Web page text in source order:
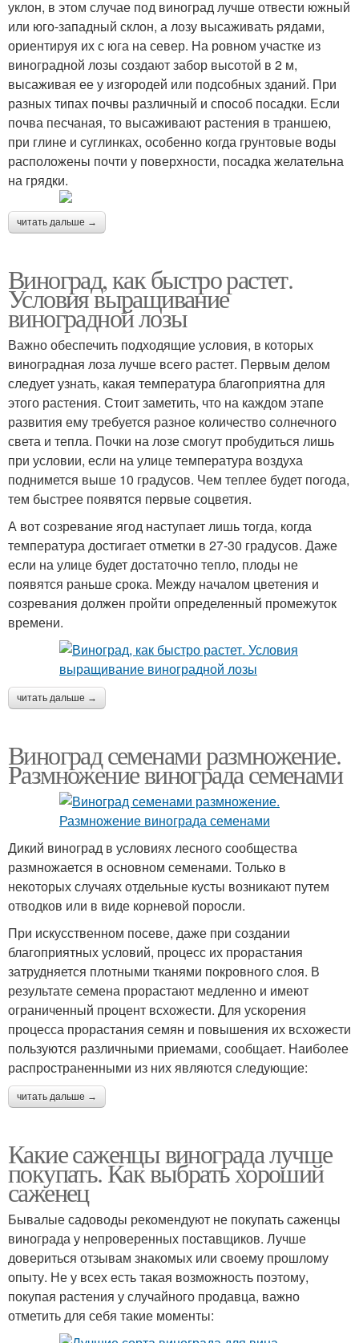
уклон, в этом случае под виноград лучше отвести южный
или юго-западный склон, а лозу высаживать рядами,
ориентируя их с юга на север. На ровном участке из
виноградной лозы создают забор высотой в 2 м,
высаживая ее у изгородей или подсобных зданий. При
разных типах почвы различный и способ посадки. Если
почва песчаная, то высаживают растения в траншею,
при глине и суглинках, особенно когда грунтовые воды
расположены почти у поверхности, посадка желательна
на грядки.
читать дальше →
Виноград, как быстро растет.
Условия выращивание
виноградной лозы
Важно обеспечить подходящие условия, в которых
виноградная лоза лучше всего растет. Первым делом
следует узнать, какая температура благоприятна для
этого растения. Стоит заметить, что на каждом этапе
развития ему требуется разное количество солнечного
света и тепла. Почки на лозе смогут пробудиться лишь
при условии, если на улице температура воздуха
поднимется выше 10 градусов. Чем теплее будет погода,
тем быстрее появятся первые соцветия.
А вот созревание ягод наступает лишь тогда, когда
температура достигает отметки в 27-30 градусов. Даже
если на улице будет достаточно тепло, плоды не
появятся раньше срока. Между началом цветения и
созревания должен пройти определенный промежуток
времени.
читать дальше →
Виноград семенами размножение.
Размножение винограда семенами
Дикий виноград в условиях лесного сообщества
размножается в основном семенами. Только в
некоторых случаях отдельные кусты возникают путем
отводков или в виде корневой поросли.
При искусственном посеве, даже при создании
благоприятных условий, процесс их прорастания
затрудняется плотными тканями покровного слоя. В
результате семена прорастают медленно и имеют
ограниченный процент всхожести. Для ускорения
процесса прорастания семян и повышения их всхожести
пользуются различными приемами, сообщает. Наиболее
распространенными из них являются следующие:
читать дальше →
Какие саженцы винограда лучше
покупать. Как выбрать хороший
саженец
Бывалые садоводы рекомендуют не покупать саженцы
винограда у непроверенных поставщиков. Лучше
довериться отзывам знакомых или своему прошлому
опыту. Не у всех есть такая возможность поэтому,
покупая растения у случайного продавца, важно
отметить для себя такие моменты: